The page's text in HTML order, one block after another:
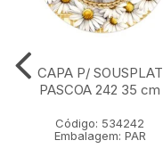
CAPA P/ SOUSPLAT
PASCOA 242 35 cm
Código: 534242
Embalagem: PAR